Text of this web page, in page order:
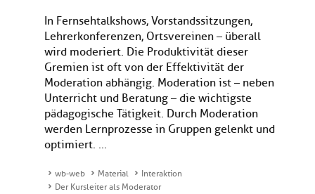
In Fernsehtalkshows, Vorstandssitzungen,
Lehrerkonferenzen, Ortsvereinen – überall
wird moderiert. Die Produktivität dieser
Gremien ist oft von der Effektivität der
Moderation abhängig. Moderation ist – neben
Unterricht und Beratung – die wichtigste
pädagogische Tätigkeit. Durch Moderation
werden Lernprozesse in Gruppen gelenkt und
optimiert. ...
wb-web Material
Interaktion
Der Kursleiter als Moderator